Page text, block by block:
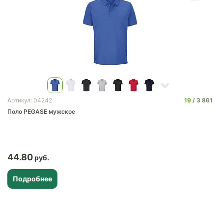
Артикул: 04242 19
3 861
Поло PEGASE мужское
44.80
Подробнее